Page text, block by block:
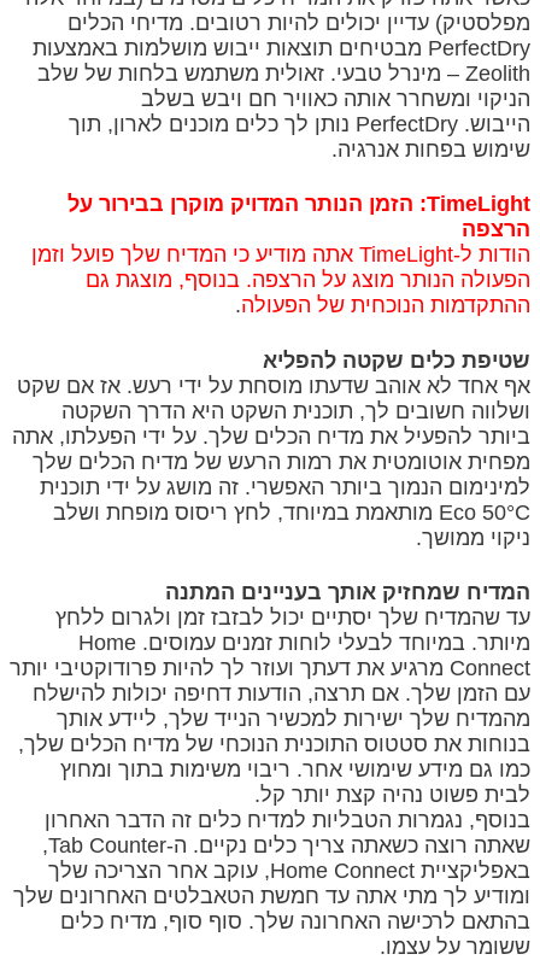
מפלסטיק) עדיין יכולים להיות רטובים. מדיחי הכלים
PerfectDry מבטיחים תוצאות ייבוש מושלמות באמצעות
Zeolith – מינרל טבעי. זאולית משתמש בלחות של שלב
הניקוי ומשחרר אותה כאוויר חם ויבש בשלב
הייבוש. PerfectDry נותן לך כלים מוכנים לארון, תוך
שימוש בפחות אנרגיה.
TimeLight: הזמן הנותר המדויק מוקרן בבירור על
הרצפה
הודות ל-TimeLight אתה מודיע כי המדיח שלך פועל וזמן
הפעולה הנותר מוצג על הרצפה. בנוסף, מוצגת גם
ההתקדמות הנוכחית של הפעולה.
שטיפת כלים שקטה להפליא
אף אחד לא אוהב שדעתו מוסחת על ידי רעש. אז אם שקט
ושלווה חשובים לך, תוכנית השקט היא הדרך השקטה
ביותר להפעיל את מדיח הכלים שלך. על ידי הפעלתו, אתה
מפחית אוטומטית את רמות הרעש של מדיח הכלים שלך
למינימום הנמוך ביותר האפשרי. זה מושג על ידי תוכנית
Eco 50°C מותאמת במיוחד, לחץ ריסוס מופחת ושלב
ניקוי ממושך.
המדיח שמחזיק אותך בעניינים המתנה
עד שהמדיח שלך יסתיים יכול לבזבז זמן ולגרום ללחץ
מיותר. במיוחד לבעלי לוחות זמנים עמוסים. Home
Connect מרגיע את דעתך ועוזר לך להיות פרודוקטיבי יותר
עם הזמן שלך. אם תרצה, הודעות דחיפה יכולות להישלח
מהמדיח שלך ישירות למכשיר הנייד שלך, ליידע אותך
בנוחות את סטטוס התוכנית הנוכחי של מדיח הכלים שלך,
כמו גם מידע שימושי אחר. ריבוי משימות בתוך ומחוץ
לבית פשוט נהיה קצת יותר קל.
בנוסף, נגמרות הטבליות למדיח כלים זה הדבר האחרון
שאתה רוצה כשאתה צריך כלים נקיים. ה-Tab Counter,
באפליקציית Home Connect, עוקב אחר הצריכה שלך
ומודיע לך מתי אתה עד חמשת הטאבלטים האחרונים שלך
בהתאם לרכישה האחרונה שלך. סוף סוף, מדיח כלים
ששומר על עצמו.